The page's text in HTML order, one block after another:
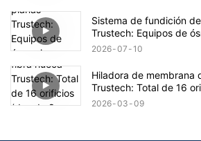
Sistema de fundición
Trustech: Equipos de
descubierto (XIII)
2026 07 10
Hiladora de membrana
Trustech: Total de 16
orificios) Hiladora
2026 03 09